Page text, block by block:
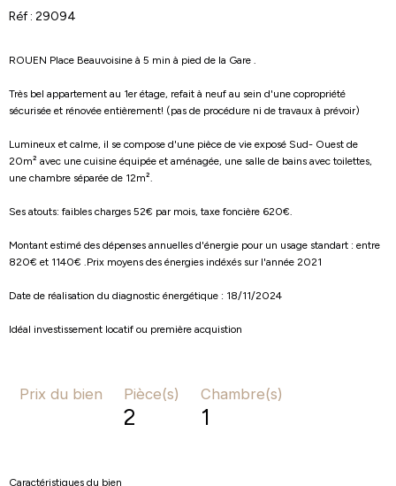
Réf : 29094
ROUEN Place Beauvoisine à 5 min à pied de la Gare .
Très bel appartement au 1er étage, refait à neuf au sein d'une copropriété
sécurisée et rénovée entièrement! (pas de procédure ni de travaux à prévoir)
Lumineux et calme, il se compose d'une pièce de vie exposé Sud- Ouest de
20m² avec une cuisine équipée et aménagée, une salle de bains avec toilettes,
une chambre séparée de 12m².
Ses atouts: faibles charges 52€ par mois, taxe foncière 620€.
Montant estimé des dépenses annuelles d'énergie pour un usage standart : entre
820€ et 1140€ .Prix moyens des énergies indéxés sur l'année 2021
Date de réalisation du diagnostic énergétique : 18/11/2024
Idéal investissement locatif ou première acquistion
Prix du bien Pièce(s)
2
Chambre(s)
1
Caractéristiques du bien